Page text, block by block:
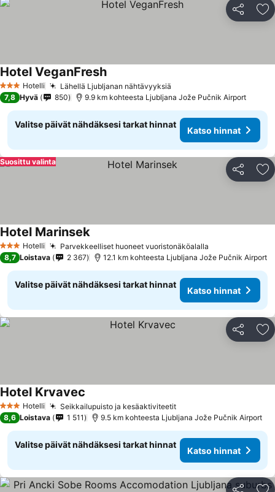
Jaa
3 Tähtiluokitus
Hotelli Lähellä Ljubljanan nähtävyyksiä
Hotel VeganFreshKatso hinnat
7,8 Hyvä 850 9.9 km kohteesta Ljubljana Jože Pučnik Airport
Valitse päivät nähdäksesi tarkat hinnat
Katso hinnat
Jaa
Suosittu valinta
3 Tähtiluokitus
Hotelli Parvekkeelliset huoneet vuoristonäköalalla
Hotel MarinsekKatso hinnat
8,7 Loistava 2 367 12.1 km kohteesta Ljubljana Jože Pučnik Airport
Valitse päivät nähdäksesi tarkat hinnat
Katso hinnat
Jaa
3 Tähtiluokitus
Hotelli Seikkailupuisto ja kesäaktiviteetitKatso hinnat
Hotel Krvavec
8,6 Loistava 1 511 9.5 km kohteesta Ljubljana Jože Pučnik Airport
Valitse päivät nähdäksesi tarkat hinnat
Katso hinnat